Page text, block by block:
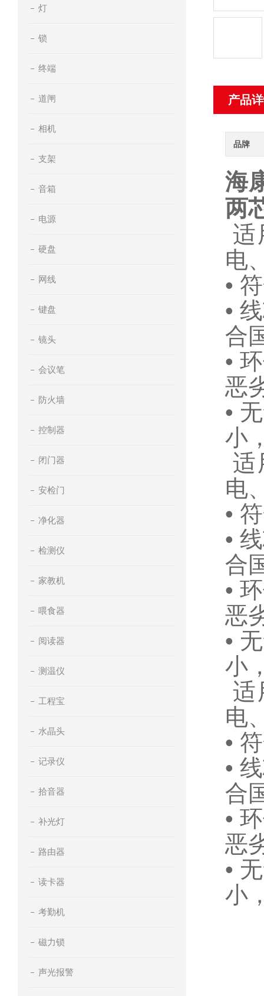
灯
锁
终端
道闸
相机
支架
音箱
电源
硬盘
网线
键盘
镜头
会议笔
防火墙
控制器
闭门器
安检门
净化器
检测仪
家教机
喂食器
阅读器
测温仪
工程宝
水晶头
记录仪
拾音器
补光灯
路由器
读卡器
考勤机
磁力锁
声光报警
产品
品牌
海
两
适
电
•
•
合
•
恶
•
小
适
电
•
•
合
•
恶
•
小
适
电
•
•
合
•
恶
•
小